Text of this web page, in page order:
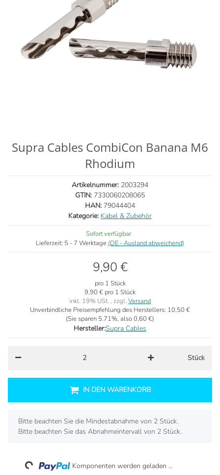
Supra Cables CombiCon Banana M6
Rhodium
Artikelnummer: 2003294
GTIN: 7330060208065
HAN: 79044404
Kategorie: Kabel & Zubehör
Sofort verfügbar
Lieferzeit: 5 - 7 Werktage (DE - Ausland abweichend)
9,90 €
pro 1 Stück
9,90 € pro 1 Stück
inkl. 19% USt. , zzgl. Versand
Unverbindliche Preisempfehlung des Herstellers: 10,50 €
(Sie sparen 5.71%, also0,60 €)
Hersteller:Supra Cables
Stück
IN DEN WARENKORB
x
Bitte beachten Sie die Mindestabnahme von 2 Stück.
Bitte beachten Sie das Abnahmeintervall von 2 Stück.
Loading... Komponenten werden geladen ...